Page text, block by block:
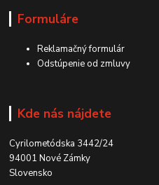
Formuláre
Reklamačný formulár
Odstúpenie od zmluvy
Kde nás nájdete
Cyrilometódska 3442/24
94001 Nové Zámky
Slovensko